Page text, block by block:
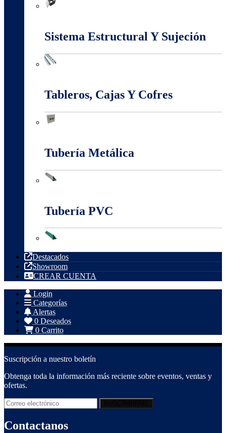
Sistema Estructural Y Sujeción
Tableros, Cajas Y Cofres
Tubería Metálica
Tubería PVC
Destacados
Showroom
CREAR CUENTA
Login
Categorías
Alertas
0 Deseados
0 Carrito
Suscripción a nuestro boletín
Obtenga toda la información más reciente sobre eventos, ventas y
ofertas.
Contactanos